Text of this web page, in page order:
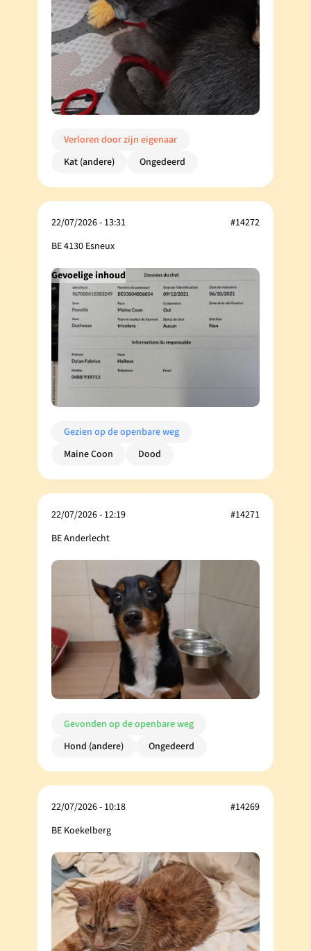
Verloren door zijn eigenaar
Kat (andere)
Ongedeerd
22/07/2026 - 13:31
BE 4130 Esneux
#14272
Gevoelige inhoud
Gezien op de openbare weg
Maine Coon
Dood
22/07/2026 - 12:19
BE Anderlecht
#14271
Gevonden op de openbare weg
Hond (andere)
Ongedeerd
22/07/2026 - 10:18
BE Koekelberg
#14269